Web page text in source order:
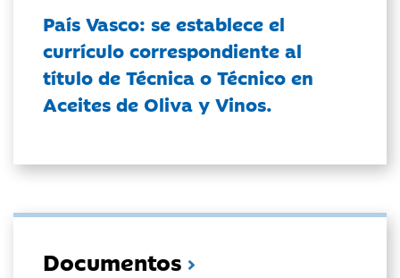
País Vasco: se establece el
currículo correspondiente al
título de Técnica o Técnico en
Aceites de Oliva y Vinos.
Documentos